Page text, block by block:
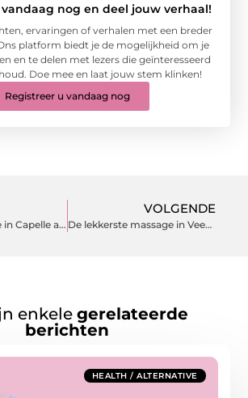
nog en deel jouw verhaal!
ervaringen of verhalen met een breder
platform biedt je de mogelijkheid om je
en te delen met lezers die geïnteresseerd
Doe mee en laat jouw stem klinken!
Registreer u vandaag nog
Met fysiotherapie in Capelle aan den IJssel worden uw klachten snel verholpen
VOLGENDE
De lekkerste massage in Veenendaal krijg je bij massagepraktijk Surrender
enkele gerelateerde
berichten
HEALTH / ALTERNATIVE